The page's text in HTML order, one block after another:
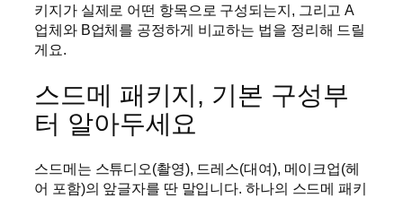
키지가 실제로 어떤 항목으로 구성되는지, 그리고 A
업체와 B업체를 공정하게 비교하는 법을 정리해 드릴
게요.
스드메 패키지, 기본 구성부
터 알아두세요
스드메는 스튜디오(촬영), 드레스(대여), 메이크업(헤
어 포함)의 앞글자를 딴 말입니다. 하나의 스드메 패키